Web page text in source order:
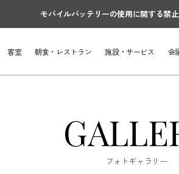
モバイルバッテリーの使用に関する禁
客室 朝食・レストラン 施設・サービス 会
フォトギャラリー